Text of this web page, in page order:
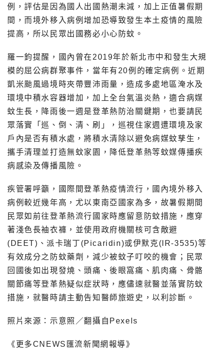
例，評估是因為國人出國熱潮未減，加上正值暑假期
間，而境外移入病例增加恐導致發生本土疫情的風險
提高，所以民眾出國務必小心防蚊。
羅一鈞提醒，國內曾在2019年於新北市中和發生大規
模的屈公病群聚事件，當年有20例的確定病例。近期
凱米颱風過境時夾帶豐沛雨量，造成多處地區淹水及
環境中積水容器增加，加上全台氣溫炎熱，適合病媒
蚊生長，降雨後一週是登革熱防治關鍵期，也要請民
眾落實「巡、倒、清、刷」，巡視住家週遭環境及家
戶內是否有積水處，將積水清除以避免病媒蚊孳生，
攜手清理並打造無蚊家園，降低登革熱等蚊媒傳播疾
病感染及傳播風險。
疾管署呼籲，國際間登革熱疫情流行，國內境外移入
病例較近幾年高，尤以東南亞國家為多，故暑假期間
民眾如前往登革熱流行國家時應留意防蚊措施，應穿
著淺色長袖衣褲，並使用政府機關核可含敵避
(DEET)、派卡瑞丁(Picaridin)或伊默克(IR-3535)等
有效成分之防蚊藥劑，減少被蚊子叮咬的機會；民眾
回國後如出現發燒、頭痛、後眼窩痛、肌肉痛、骨骼
關節痛等登革熱疑似症狀時，應儘速就醫並落實防蚊
措施，就醫時請主動告知醫師旅遊史，以利診斷。
照片來源：示意照／翻攝自Pexels
《更多CNEWS匯流新聞網報導》